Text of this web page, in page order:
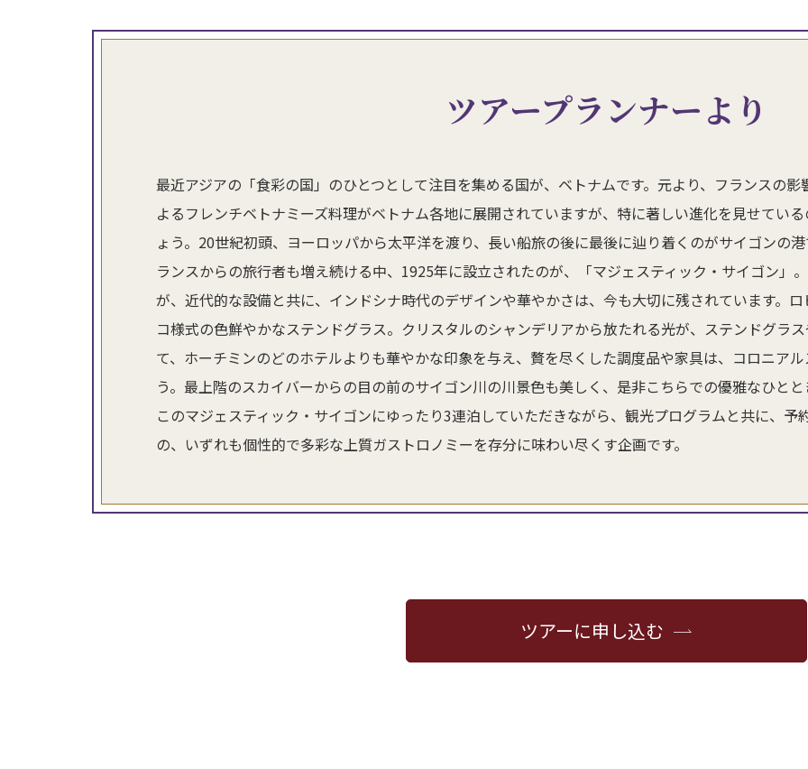
ツアープランナーより
最近アジアの「食彩の国」のひとつとして注目を集める国が、ベトナムです。元より、フランスの
よるフレンチベトナミーズ料理がベトナム各地に展開されていますが、特に著しい進化を見せてい
ょう。20世紀初頭、ヨーロッパから太平洋を渡り、長い船旅の後に最後に辿り着くのがサイゴンの
ランスからの旅行者も増え続ける中、1925年に設立されたのが、「マジェスティック・サイゴン」
が、近代的な設備と共に、インドシナ時代のデザインや華やかさは、今も大切に残されています。
コ様式の色鮮やかなステンドグラス。クリスタルのシャンデリアから放たれる光が、ステンドグラ
て、ホーチミンのどのホテルよりも華やかな印象を与え、贅を尽くした調度品や家具は、コロニア
う。最上階のスカイバーからの目の前のサイゴン川の川景色も美しく、是非こちらでの優雅なひとと
このマジェスティック・サイゴンにゆったり3連泊していただきながら、観光プログラムと共に、予
の、いずれも個性的で多彩な上質ガストロノミーを存分に味わい尽くす企画です。
ツアーに申し込む